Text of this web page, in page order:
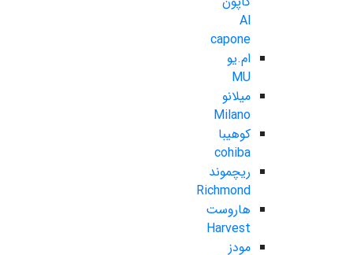
Al
capone
ام.یو
MU
میلانو
Milano
کوهیبا
cohiba
ریچموند
Richmond
هاروست
Harvest
مودز